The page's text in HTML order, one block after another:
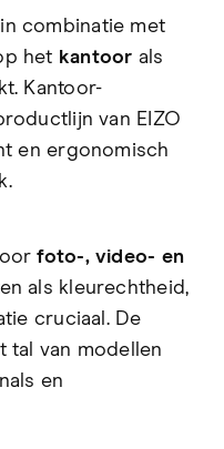
combinatie met
het kantoor als
Kantoor-
van EIZO
en ergonomisch
foto-, video- en
als kleurechtheid,
cruciaal. De
tal van modellen
en